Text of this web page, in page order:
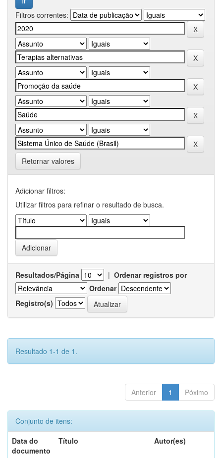
Filtros correntes:
Retornar valores
Adicionar filtros:
Utilizar filtros para refinar o resultado de busca.
Resultados/Página | Ordenar registros por
Ordenar
Registro(s)
Resultado 1-1 de 1.
Anterior 1 Póximo
Conjunto de itens:
Data do
documento
Título Autor(es)